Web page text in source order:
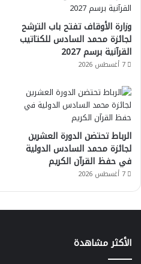
وزارة الأوقاف تفتح باب الترشح
لجائزة محمد السادس للكتاتيب
القرآنية برسم 2027
7 أغسطس 2026
الرباط تحتضن الدورة العشرين
لجائزة محمد السادس الدولية
في حفظ القرآن الكريم
7 أغسطس 2026
الأكثر مشاهدة